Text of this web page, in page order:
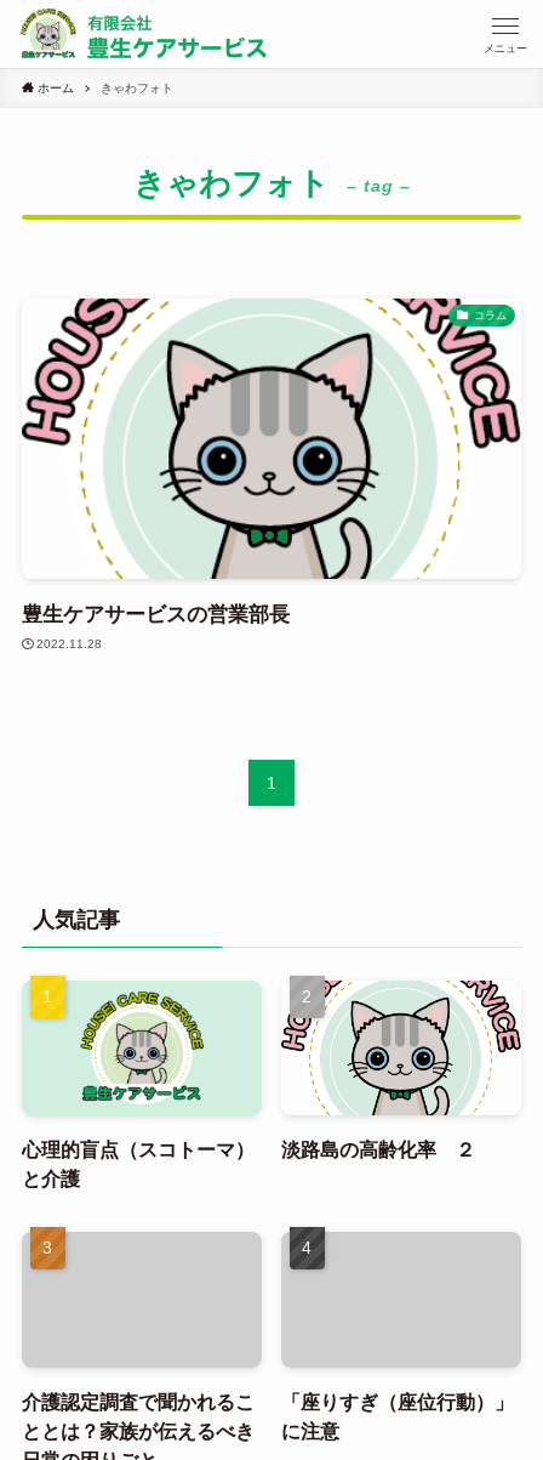
メニュー
ホーム きゃわフォト
きゃわフォト – tag –
コラム
豊生ケアサービスの営業部長
2022.11.28
1
人気記事
心理的盲点（スコトーマ）
と介護
淡路島の高齢化率 ２
介護認定調査で聞かれるこ
ととは？家族が伝えるべき
「座りすぎ（座位行動）」
に注意